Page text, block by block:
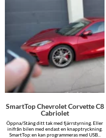
SmartTop Chevrolet Corvette C8
Cabriolet
Öppna/Stäng ditt tak med fjärrstyrning. Eller
inifrån bilen med endast en knapptryckning.
SmartTop:en kan programmeras med USB...